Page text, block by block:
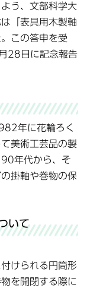
う、文部科学大
「表具用木製軸
この答申を受
28日に記念報告
年に花輪ろく
美術工芸品の製
年代から、そ
掛軸や巻物の保
いて
けられる円筒形
を開閉する際に